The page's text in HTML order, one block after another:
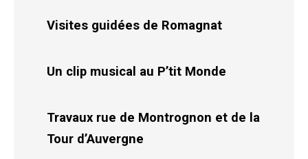
Visites guidées de Romagnat
Un clip musical au P’tit Monde
Travaux rue de Montrognon et de la
Tour d’Auvergne